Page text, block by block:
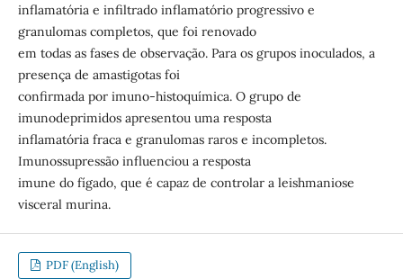
inflamatória e infiltrado inflamatório progressivo e
granulomas completos, que foi renovado
em todas as fases de observação. Para os grupos inoculados, a
presença de amastigotas foi
confirmada por imuno-histoquímica. O grupo de
imunodeprimidos apresentou uma resposta
inflamatória fraca e granulomas raros e incompletos.
Imunossupressão influenciou a resposta
imune do fígado, que é capaz de controlar a leishmaniose
visceral murina.
PDF (English)